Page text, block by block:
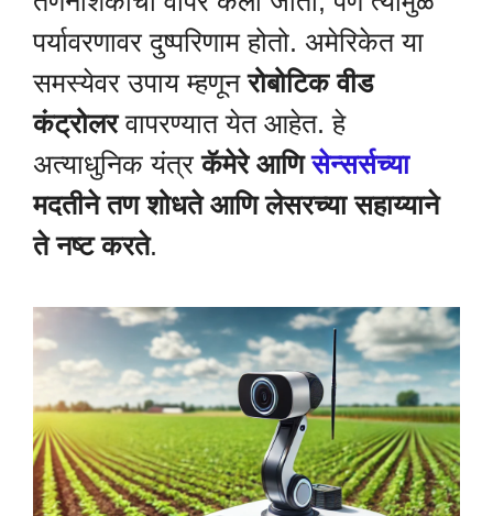
पर्यावरणावर दुष्परिणाम होतो. अमेरिकेत या
समस्येवर उपाय म्हणूनरोबोटिक वीड
कंट्रोलरवापरण्यात येत आहेत. हे
अत्याधुनिक यंत्रकॅमेरे आणिसेन्सर्सच्या
मदतीने तण शोधते आणि लेसरच्या सहाय्याने
ते नष्ट करते.